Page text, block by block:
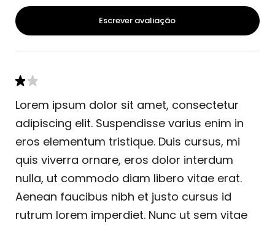
Escrever avaliação
Lorem ipsum dolor sit amet, consectetur
adipiscing elit. Suspendisse varius enim in
eros elementum tristique. Duis cursus, mi
quis viverra ornare, eros dolor interdum
nulla, ut commodo diam libero vitae erat.
Aenean faucibus nibh et justo cursus id
rutrum lorem imperdiet. Nunc ut sem vitae